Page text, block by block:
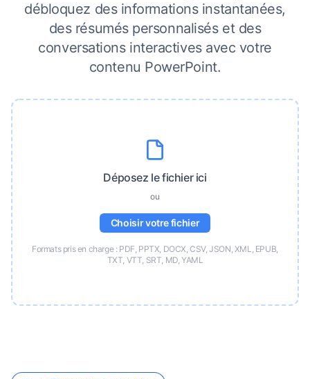
débloquez des informations instantanées,
des résumés personnalisés et des
conversations interactives avec votre
contenu PowerPoint.
Déposez le fichier ici
ou
Choisir votre fichier
Formats pris en charge : PDF, PPTX, DOCX, CSV, JSON, XML, EPUB,
TXT, VTT, SRT, MD, YAML